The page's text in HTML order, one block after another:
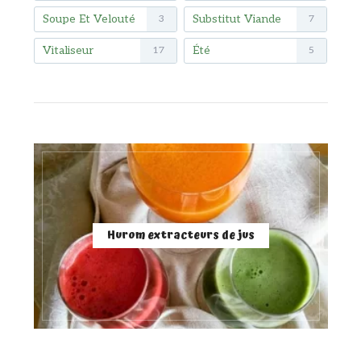
Soupe Et Velouté 3 Substitut Viande 7
Vitaliseur 17 Été 5
Hurom extracteurs de jus